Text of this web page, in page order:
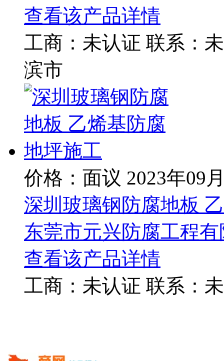
查看该产品详情
工商： 未认证 联系：
滨市
价格：面议 2023年09
深圳玻璃钢防腐地板
东莞市元兴防腐工程
查看该产品详情
工商： 未认证 联系：